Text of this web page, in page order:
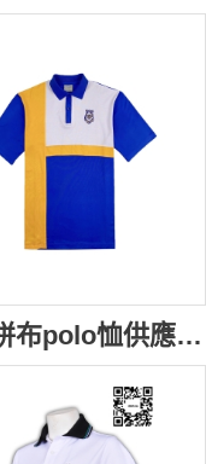
撞色拼布polo恤供應訂購 學校Logo繡花polo恤款式選擇 時尚polo恤專業定製 polo恤廠家 澳洲 高校 SU171